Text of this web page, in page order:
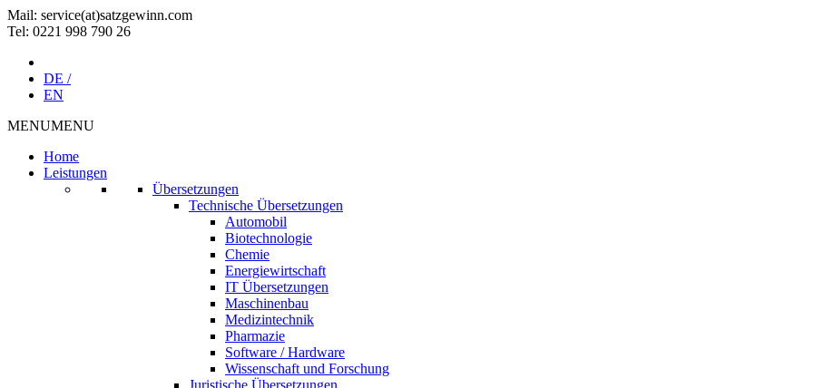
Mail: service(at)satz­gewinn.com
Tel: 0221 998 790 26
DE /
EN
MENUMENU
Home
Leistungen
Übersetzungen
Technische Übersetzungen
Automobil
Biotechnologie
Chemie
Energiewirtschaft
IT Übersetzungen
Maschinenbau
Medizintechnik
Pharmazie
Software / Hardware
Wissenschaft und Forschung
Juristische Übersetzungen